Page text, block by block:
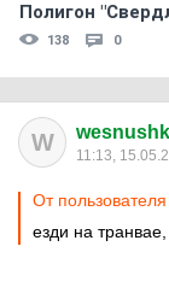
Полигон
138 0
W 11:13,
От пользователя
езди на